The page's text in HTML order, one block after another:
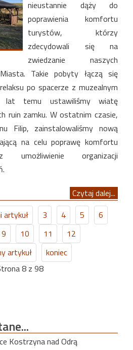
nieustannie dąży do
poprawienia komfortu
turystów, którzy
zdecydowali się na
zwiedzanie naszych
Takie pobyty łączą się
po spacerze z muzealnym
lat temu ustawiliśmy wiatę
ruin zamku. W ostatnim czasie,
Filip, zainstalowaliśmy nową
na celu poprawę komfortu
umożliwienie organizacji
Czytaj dalej...
artykuł 3 4 5
6
9 10 11
12
artykuł
koniec
8 z 98
Kostrzyna nad Odrą